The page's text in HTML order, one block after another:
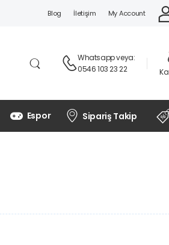
Blog İletişim My Account
Whatsappveya:
0546 103 23 22
Espor Sipariş Takip